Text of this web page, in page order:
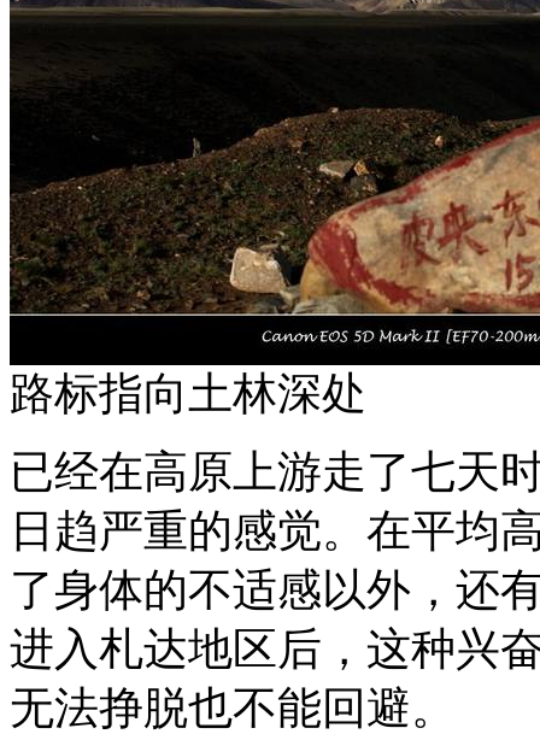
路标指向土林深处
已经在高原上游走了七天
日趋严重的感觉。在平均
了身体的不适感以外，还
进入札达地区后，这种兴
无法挣脱也不能回避。